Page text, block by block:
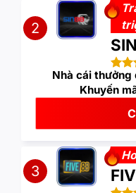
2
Nhà cái
Khuyến
3